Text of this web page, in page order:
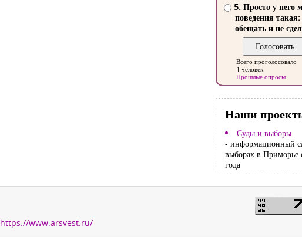
5. Просто у него
поведения такая:
обещать и не
Всего проголосовало
1 человек
Прошлые опросы
Наши
Суды и выборы
- информационный
выборах в Приморье
года
https://www.arsvest.ru/